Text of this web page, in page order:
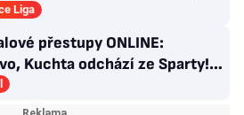
se
Liga
přestupy ONLINE:
Kuchta odchází ze Sparty!
Polska